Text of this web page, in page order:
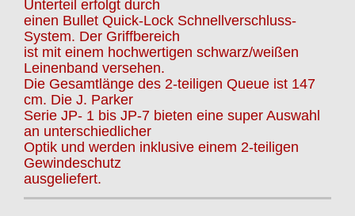
Unterteil erfolgt durch
einen Bullet Quick-Lock Schnellverschluss-
System. Der Griffbereich
ist mit einem hochwertigen schwarz/weißen
Leinenband versehen.
Die Gesamtlänge des 2-teiligen Queue ist 147
cm. Die J. Parker
Serie JP- 1 bis JP-7 bieten eine super Auswahl
an unterschiedlicher
Optik und werden inklusive einem 2-teiligen
Gewindeschutz
ausgeliefert.